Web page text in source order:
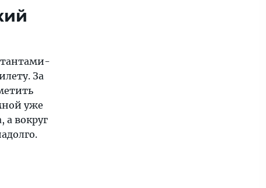
За
уже
а вокруг